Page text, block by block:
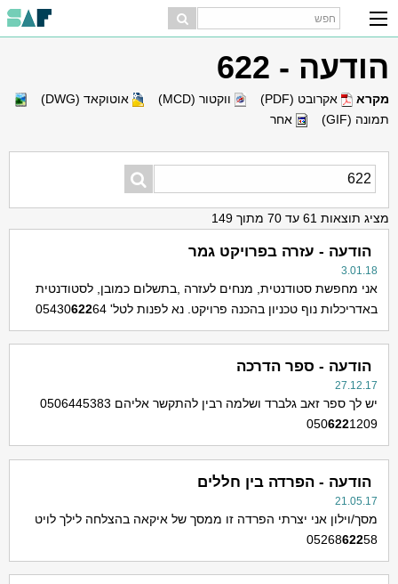
הודעה - 622
מקרא אקרובט (PDF) ווקטור (MCD)
אוטוקאד (DWG)
תמונה (GIF)
אחר
מציג תוצאות 61 עד 70 מתוך 149
הודעה - עזרה בפרויקט גמר
3.01.18
אני מחפשת סטודנטית, מנחים לעזרה ,בתשלום כמובן, לסטודנטית
באדריכלות נוף טכניון בהכנה פרויקט. נא לפנות לטל' 05430
62264
הודעה - ספר הדרכה
27.12.17
יש לך ספר זאב גלברד ושלמה רבין להתקשר אליהם 0506445383
0506221209
הודעה - הפרדה בין חללים
21.05.17
מסך/וילון אני יצרתי הפרדה זו ממסך של איקאה בהצלחה לילך לויט
0526862258